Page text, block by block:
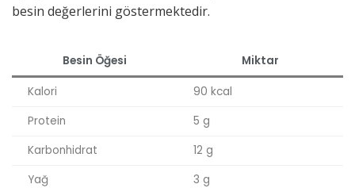
besin değerlerini göstermektedir.
Besin Öğesi Miktar
Kalori
90 kcal
Protein
5 g
Karbonhidrat
12 g
Yağ
3 g